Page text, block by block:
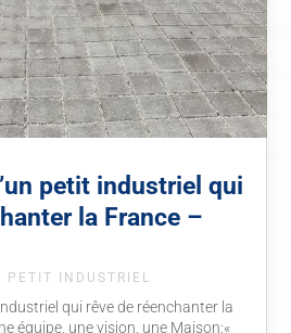
petit industriel qui
la France –
PETIT INDUSTRIEL
qui rêve de réenchanter la
équipe, une vision, une Maison:«